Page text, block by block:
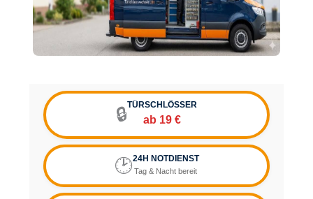
🔒TÜRSCHLÖSSER
ab 19 €
🕑24H NOTDIENST
Tag & Nacht bereit